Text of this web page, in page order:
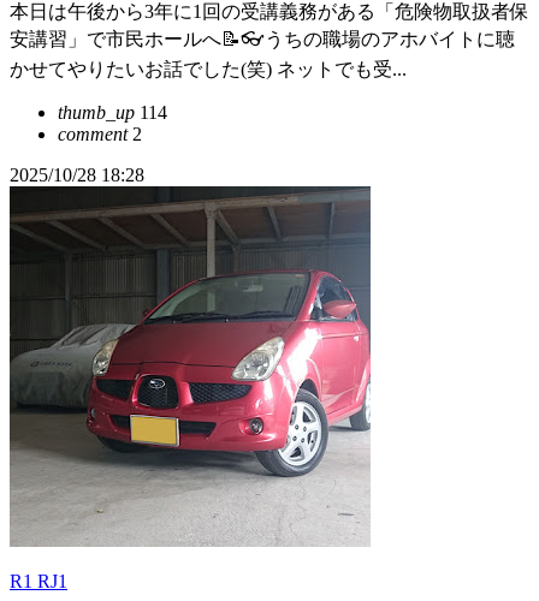
本日は午後から3年に1回の受講義務がある「危険物取扱者保
安講習」で市民ホールへ📝👓️うちの職場のアホバイトに聴
かせてやりたいお話でした(笑) ネットでも受...
thumb_up 114
comment2
2025/10/28 18:28
R1 RJ1